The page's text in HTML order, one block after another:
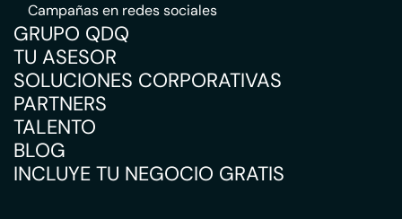
Campañas en redes sociales
GRUPO QDQ
TU ASESOR
SOLUCIONES CORPORATIVAS
PARTNERS
TALENTO
BLOG
INCLUYE TU NEGOCIO GRATIS